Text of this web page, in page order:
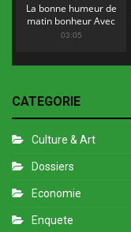
La bonne humeur de
matin bonheur Avec
Flopy Mendosa
03:05
CATEGORIE
Culture & Art
Dossiers
Economie
Enquete